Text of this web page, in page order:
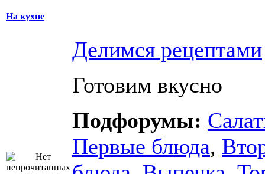
На кухне
Делимся рецептами
Готовим вкусно
Подфорумы:
Первые блюда,